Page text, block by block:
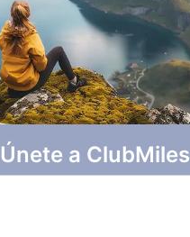
Únete a ClubMiles